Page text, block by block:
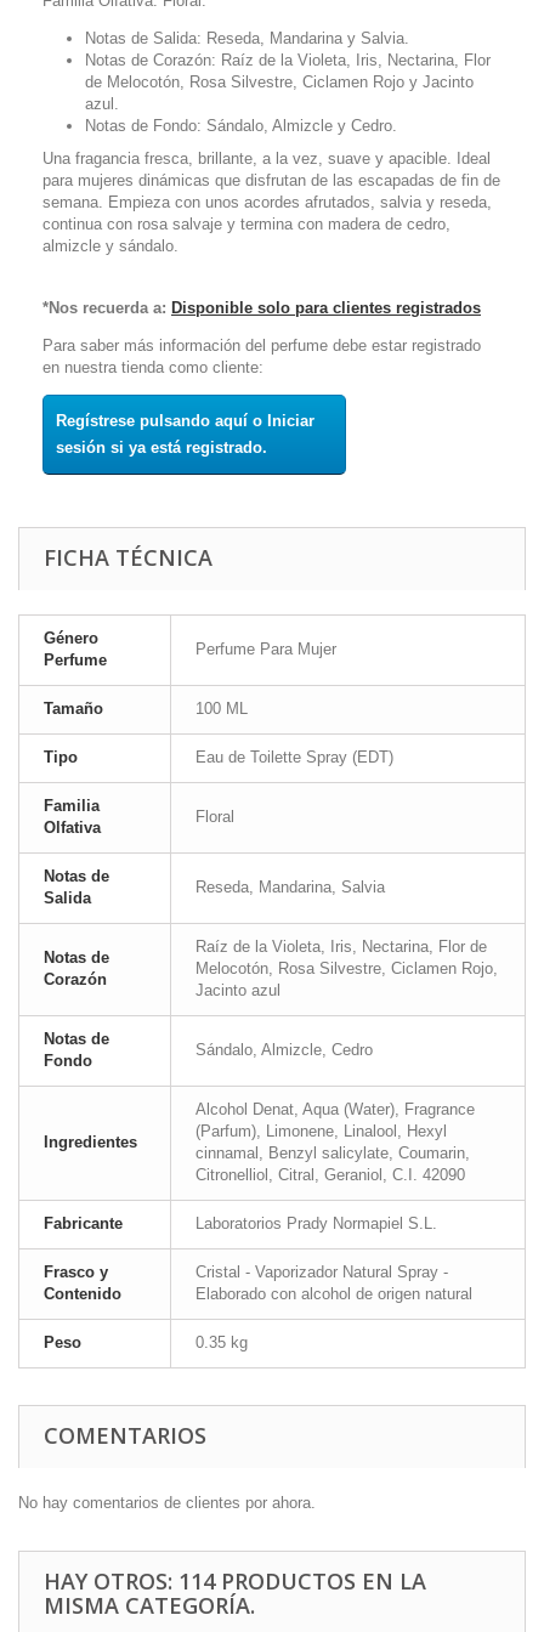
Notas de Salida: Reseda, Mandarina y Salvia.
Notas de Corazón: Raíz de la Violeta, Iris, Nectarina, Flor
de Melocotón, Rosa Silvestre, Ciclamen Rojo y Jacinto
azul.
Notas de Fondo: Sándalo, Almizcle y Cedro.
Una fragancia fresca, brillante, a la vez, suave y apacible. Ideal
para mujeres dinámicas que disfrutan de las escapadas de fin de
semana. Empieza con unos acordes afrutados, salvia y reseda,
continua con rosa salvaje y termina con madera de cedro,
almizcle y sándalo.
*Nos recuerda a: Disponible solo para clientes registrados
Para saber más información del perfume debe estar registrado
en nuestra tienda como cliente:
Regístrese pulsando aquí o Iniciar
sesión si ya está registrado.
FICHA TÉCNICA
Género
Perfume
Perfume Para Mujer
Tamaño 100 ML
Tipo Eau de Toilette Spray (EDT)
Familia
Olfativa
Floral
Notas de
Salida
Reseda, Mandarina, Salvia
Notas de
Corazón
Raíz de la Violeta, Iris, Nectarina, Flor de
Melocotón, Rosa Silvestre, Ciclamen Rojo,
Jacinto azul
Notas de
Fondo
Sándalo, Almizcle, Cedro
Ingredientes
Alcohol Denat, Aqua (Water), Fragrance
(Parfum), Limonene, Linalool, Hexyl
cinnamal, Benzyl salicylate, Coumarin,
Citronelliol, Citral, Geraniol, C.I. 42090
Fabricante Laboratorios Prady Normapiel S.L.
Frasco y
Contenido
Cristal - Vaporizador Natural Spray -
Elaborado con alcohol de origen natural
Peso 0.35 kg
COMENTARIOS
No hay comentarios de clientes por ahora.
HAY OTROS: 114 PRODUCTOS EN LA
MISMA CATEGORÍA.